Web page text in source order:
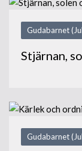
Gudabarnet
Stjärnan,
Gudabarnet